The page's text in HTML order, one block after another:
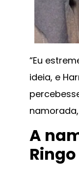
“Eu
ideia, e
A